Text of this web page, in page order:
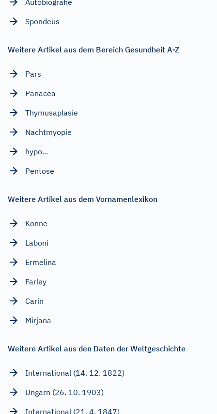
Spondeus
Weitere Artikel aus dem Bereich Gesundheit A-Z
Pars
Panacea
Thymusaplasie
Nachtmyopie
hypo...
Pentose
Weitere Artikel aus dem Vornamenlexikon
Konne
Laboni
Ermelina
Farley
Carin
Mirjana
Weitere Artikel aus den Daten der Weltgeschichte
International (14. 12. 1822)
Ungarn (26. 10. 1903)
International (21. 4. 1847)